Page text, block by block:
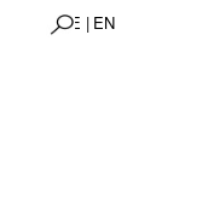
DE | EN